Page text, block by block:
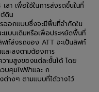
า เพื่อใช้ในการส่งรถขึ้นในที่
ดิน
ออกแบบซึ่งจะมีพื้นที่จำกัดใน
บบเดิมหรือเพื่อประหยัดพื้นที่
ท์ส่งรถของ ATT จะเป็นลิฟท์
ละลงตามต้องการ
วามสูงของแต่ละชั้นได้ โดย
บคุมไฟฟ้าและ ก
างๆ ตามแบบที่ได้วางไว้